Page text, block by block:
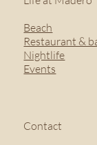
Beach
Restaurant &
Nightlife
Events
Contact